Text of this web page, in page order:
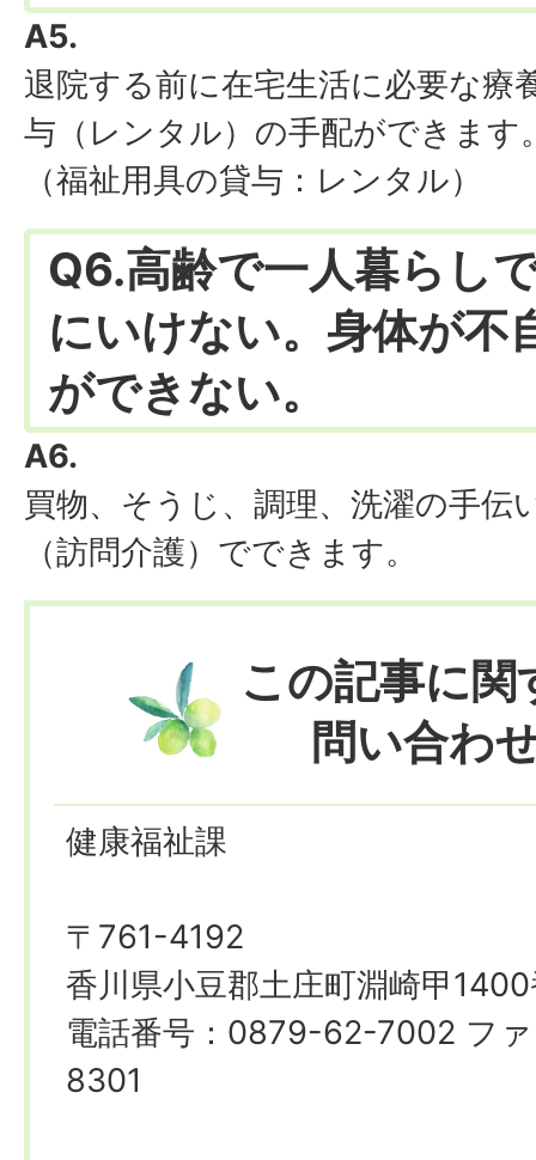
A5.
退院する前に在宅生活に必要な療
与（レンタル）の手配ができます
（福祉用具の貸与：レンタル）
Q6.高齢で一人暮らし
にいけない。身体が不
ができない。
A6.
買物、そうじ、調理、洗濯の手伝
（訪問介護）でできます。
この記事に関
問い合わ
健康福祉課
〒761-4192
香川県小豆郡土庄町淵崎甲
電話番号：0879-62-7002 フ
8301